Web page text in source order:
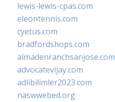
lewis-lewis-cpas.com
eleontennis.com
cyetus.com
bradfordshops.com
almadenranchsanjose.com
advocatevijay.com
adlibilimler2023.com
naswwebed.org